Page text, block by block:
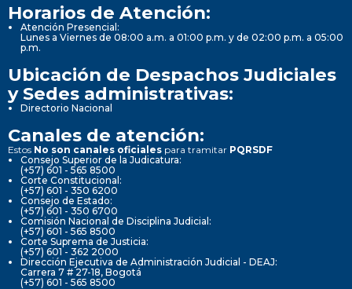
Horarios de Atención:
Atención Presencial:
Lunes a Viernes de 08:00 a.m. a 01:00 p.m. y de 02:00 p.m. a 05:00
p.m.
Ubicación de Despachos Judiciales
y Sedes administrativas:
Directorio Nacional
Canales de atención:
Estos No son canales oficiales para tramitar PQRSDF
Consejo Superior de la Judicatura:
(+57) 601 - 565 8500
Corte Constitucional:
(+57) 601 - 350 6200
Consejo de Estado:
(+57) 601 - 350 6700
Comisión Nacional de Disciplina Judicial:
(+57) 601 - 565 8500
Corte Suprema de Justicia:
(+57) 601 - 362 2000
Dirección Ejecutiva de Administración Judicial - DEAJ:
Carrera 7 # 27-18, Bogotá
(+57) 601 - 565 8500